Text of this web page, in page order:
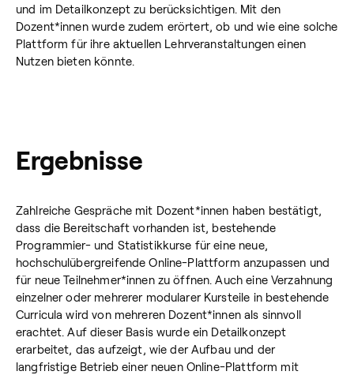
und im Detailkonzept zu berücksichtigen. Mit den
Dozent*innen wurde zudem erörtert, ob und wie eine solche
Plattform für ihre aktuellen Lehrveranstaltungen einen
Nutzen bieten könnte.
Ergebnisse
Zahlreiche Gespräche mit Dozent*innen haben bestätigt,
dass die Bereitschaft vorhanden ist, bestehende
Programmier- und Statistikkurse für eine neue,
hochschulübergreifende Online-Plattform anzupassen und
für neue Teilnehmer*innen zu öffnen. Auch eine Verzahnung
einzelner oder mehrerer modularer Kursteile in bestehende
Curricula wird von mehreren Dozent*innen als sinnvoll
erachtet. Auf dieser Basis wurde ein Detailkonzept
erarbeitet, das aufzeigt, wie der Aufbau und der
langfristige Betrieb einer neuen Online-Plattform mit